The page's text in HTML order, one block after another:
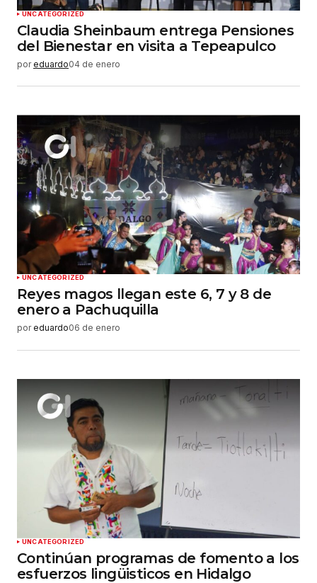
Enviar comentario
UNCATEGORIZED
Claudia Sheinbaum entrega Pensiones
del Bienestar en visita a Tepeapulco
por eduardo04 de enero
UNCATEGORIZED
Reyes magos llegan este 6, 7 y 8 de
enero a Pachuquilla
por eduardo06 de enero
UNCATEGORIZED
Continúan programas de fomento a los
esfuerzos lingüisticos en Hidalgo